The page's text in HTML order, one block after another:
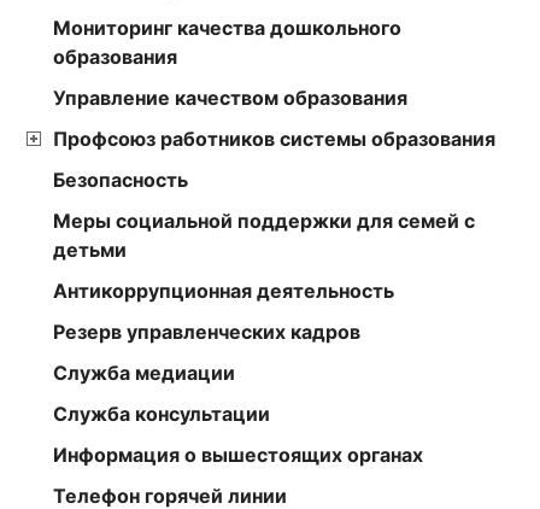
Мониторинг качества дошкольного
образования
Управление качеством образования
Профсоюз работников системы образования
Безопасность
Меры социальной поддержки для семей с
детьми
Антикоррупционная деятельность
Резерв управленческих кадров
Служба медиации
Служба консультации
Информация о вышестоящих органах
Телефон горячей линии